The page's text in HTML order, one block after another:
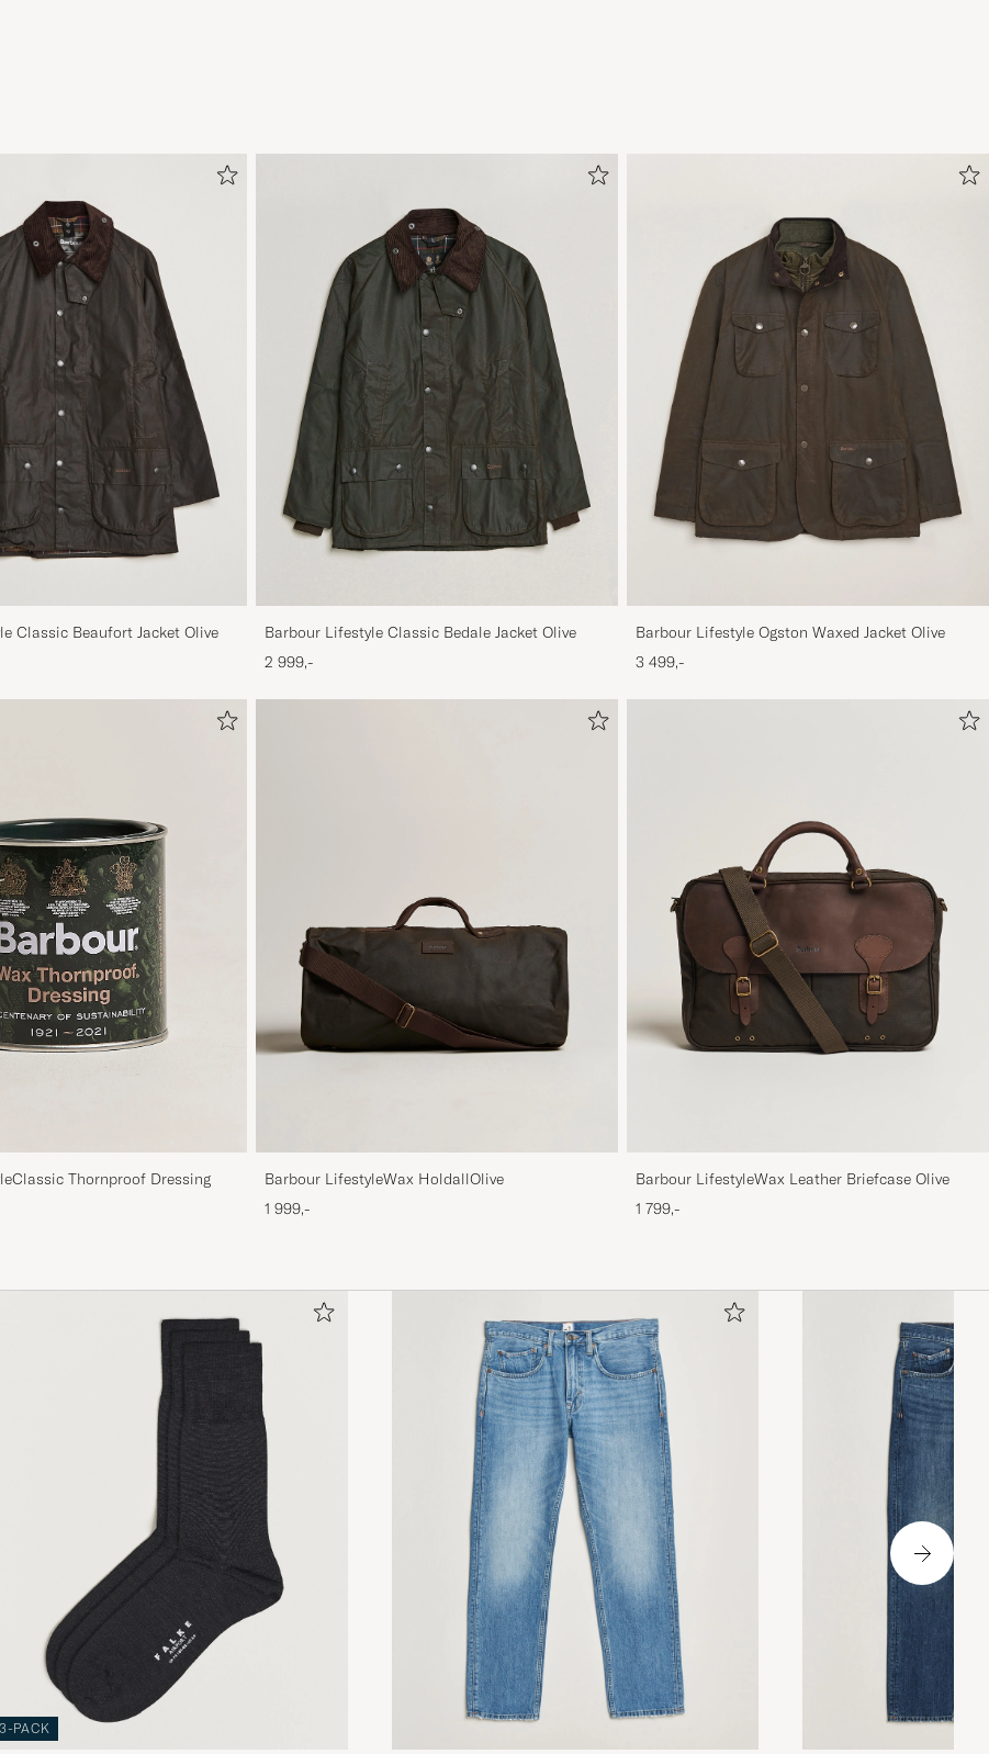
Classic Beaufort Jacket Olive
Barbour Lifestyle Classic Bedale Jacket Olive
2 999,-
Barbour Lifestyle Ogston Waxed Jacket Olive
3 499,-
Thornproof Dressing
Barbour LifestyleWax HoldallOlive
1 999,-
Barbour LifestyleWax Leather Briefcase Olive
1 799,-
3-PACK